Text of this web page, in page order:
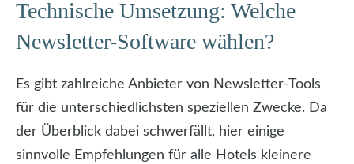
Technische Umsetzung: Welche
Newsletter-Software wählen?
Es gibt zahlreiche Anbieter von Newsletter-Tools
für die unterschiedlichsten speziellen Zwecke. Da
der Überblick dabei schwerfällt, hier einige
sinnvolle Empfehlungen für alle Hotels kleinere